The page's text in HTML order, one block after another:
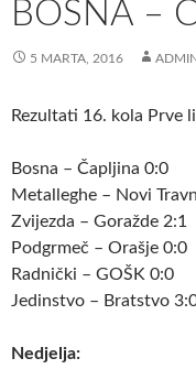
BOSNA –
5 MARTA, 2016
Rezultati 16. kola Prve
Bosna – Čapljina 0:0
Metalleghe – Novi
Zvijezda – Goražde 2:1
Podgrmeč – Orašje 0:0
Radnički – GOŠK 0:0
Jedinstvo – Bratstvo
Nedjelja: